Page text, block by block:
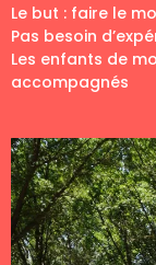
Le but : faire le
Pas besoin
Les enfants de
accompagnés